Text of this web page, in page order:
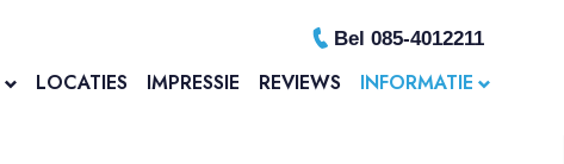
LOCATIES IMPRESSIE REVIEWS INFORMATIE
Bel 085-4012211